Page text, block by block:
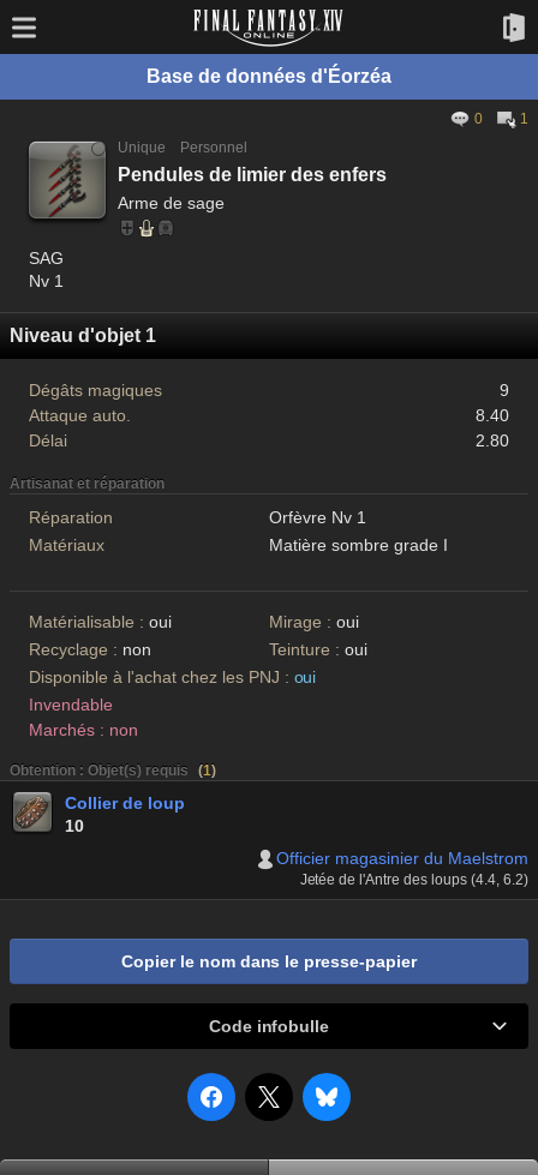
Base de données d'Éorzéa
0
1
Unique
Personnel
Pendules de limier des enfers
Arme de sage
SAG
Nv 1
Niveau d'objet 1
Dégâts magiques
9
Attaque auto.
8.40
Délai
2.80
Artisanat et réparation
Réparation
Orfèvre Nv 1
Matériaux
Matière sombre grade I
Matérialisable : oui Mirage : oui
Recyclage : non Teinture : oui
Disponible à l'achat chez les PNJ : oui
Invendable
Marchés : non
Obtention : Objet(s) requis (1)
Collier de loup
10
Officier magasinier du Maelstrom
Jetée de l'Antre des loups (4.4, 6.2)
Copier le nom dans le presse-papier
Code infobulle